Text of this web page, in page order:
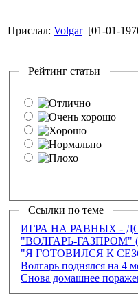
Прислал: Volgar [01-01-
Рейтинг статьи
Ссылки по теме
ИГРА НА РАВНЫХ -
"ВОЛГАРЬ-ГАЗПРОМ"
"Я ГОТОВИЛСЯ К
Волгарь поднялся на 4
Снова домашнее